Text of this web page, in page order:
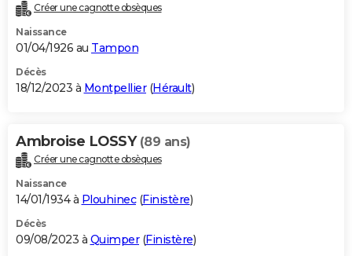
Créer une cagnotte obsèques
Naissance
01/04/1926 au Tampon
Décès
18/12/2023 à Montpellier(Hérault)
Ambroise LOSSY (89 ans)
Créer une cagnotte obsèques
Naissance
14/01/1934 à Plouhinec(Finistère)
Décès
09/08/2023 à Quimper(Finistère)